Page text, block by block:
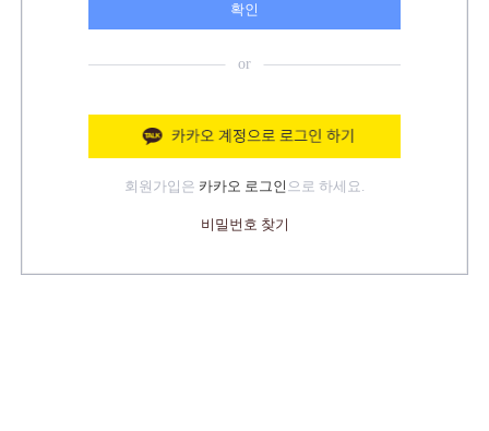
확인
회원가입은 카카오 로그인 으로 하세요.
비밀번호 찾기